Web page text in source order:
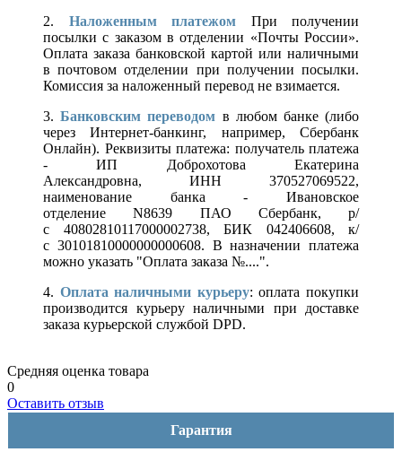
2. Наложенным платежом При получении
посылки с заказом в отделении «Почты России».
Оплата заказа банковской картой или наличными
в почтовом отделении при получении посылки.
Комиссия за наложенный перевод не взимается.
3.Банковским переводом в любом банке (либо
через Интернет-банкинг, например, Сбербанк
Онлайн). Реквизиты платежа: получатель платежа
- ИП Доброхотова Екатерина
Александровна, ИНН 370527069522,
наименование банка - Ивановское
отделение N8639 ПАО Сбербанк, р/
с 40802810117000002738, БИК 042406608, к/
с 30101810000000000608. В назначении платежа
можно указать "Оплата заказа №....".
4. Оплата наличными курьеру: оплата покупки
производится курьеру наличными при доставке
заказа курьерской службой DPD.
Средняя оценка товара
0
Оставить отзыв
Гарантия